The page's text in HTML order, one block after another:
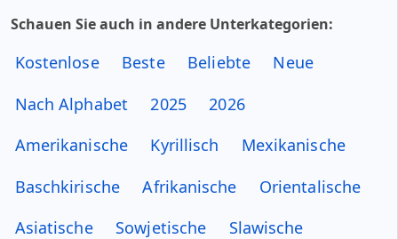
Schauen Sie auch in andere Unterkategorien:
Kostenlose Beste Beliebte
Neue
Nach Alphabet
2025
2026
Amerikanische
Kyrillisch
Mexikanische
Baschkirische
Afrikanische
Orientalische
Asiatische
Sowjetische Slawische